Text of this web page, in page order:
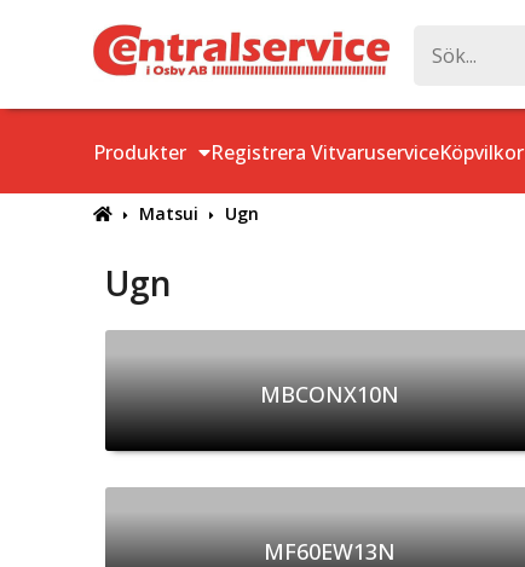
Produkter Registrera VitvaruserviceKöpvilkor
Matsui Ugn
Ugn
MBCONX10N
MF60EW13N